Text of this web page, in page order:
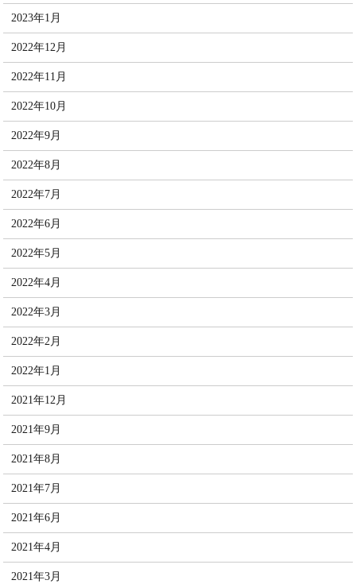
2023年1月
2022年12月
2022年11月
2022年10月
2022年9月
2022年8月
2022年7月
2022年6月
2022年5月
2022年4月
2022年3月
2022年2月
2022年1月
2021年12月
2021年9月
2021年8月
2021年7月
2021年6月
2021年4月
2021年3月